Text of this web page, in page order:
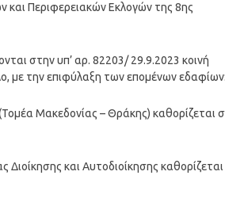
Περιφερειακών Εκλογών της 8ης
στην υπ’ αρ. 82203/ 29.9.2023 κοινή
με την επιφύλαξη των επομένων εδαφίων:
Μακεδονίας – Θράκης) καθορίζεται
και Αυτοδιοίκησης καθορίζεται